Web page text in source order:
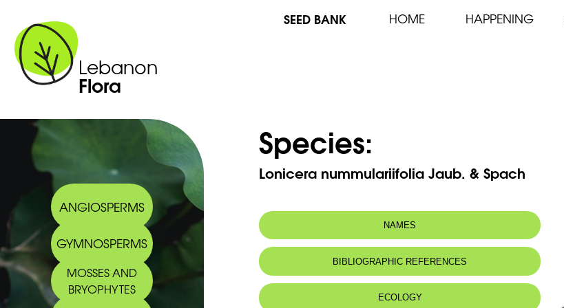
Lebanon
Flora
SEED BANK HOME HAPPENING
ANGIOSPERMS
GYMNOSPERMS
MOSSES AND
BRYOPHYTES
Species:
Lonicera nummulariifolia Jaub. & Spach
NAMES
Common name: Chèvrefeuille à feuilles nummulaires
Nummular-leaved honeysuckle
لونيسرة نقدية الورق، زهر العسل مخملي،
BIBLIOGRAPHIC REFERENCES
ECOLOGY